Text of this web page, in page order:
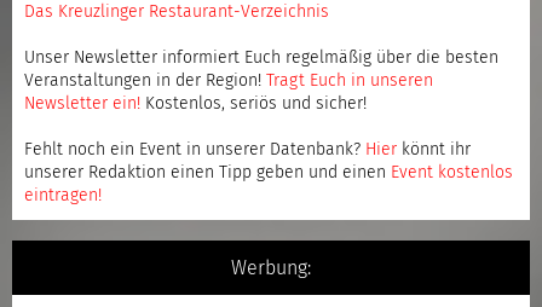
Das Kreuzlinger Restaurant-Verzeichnis
Unser Newsletter informiert Euch regelmäßig über die besten
Veranstaltungen in der Region!
Tragt Euch in unseren
Newsletter ein! Kostenlos, seriös und sicher!
Fehlt noch ein Event in unserer Datenbank? Hier könnt ihr
unserer Redaktion einen Tipp geben und einen Event kostenlos
eintragen!
Werbung: